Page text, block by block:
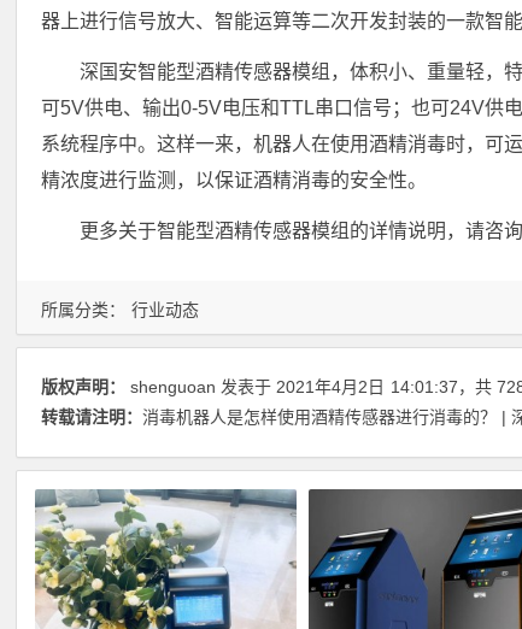
器上进行信号放大、智能运算等二次开发封装的一款智
深国安智能型酒精传感器模组，体积小、重量轻，
可5V供电、输出0-5V电压和TTL串口信号；也可24V供
系统程序中。这样一来，机器人在使用酒精消毒时，可
精浓度进行监测，以保证酒精消毒的安全性。
更多关于智能型酒精传感器模组的详情说明，请
所属分类： 行业动态
版权声明： shenguoan 发表于 2021年4月2日 14:01:37，共
转载请注明：消毒机器人是怎样使用酒精传感器进行消毒的？ |